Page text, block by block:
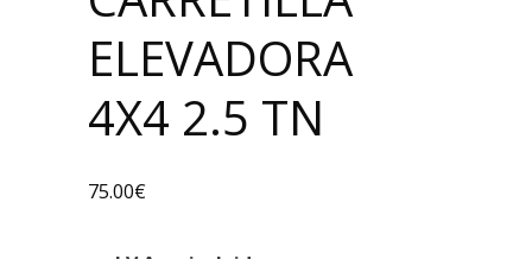
ELEVADORA
4X4 2.5 TN
75.00€